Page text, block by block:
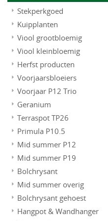
Stekperkgoed
Kuipplanten
Viool grootbloemig
Viool kleinbloemig
Herfst producten
Voorjaarsbloeiers
Voorjaar P12 Trio
Geranium
Terraspot TP26
Primula P10.5
Mid summer P12
Mid summer P19
Bolchrysant
Mid summer overig
Bolchrysant gehoest
Hangpot & Wandhanger